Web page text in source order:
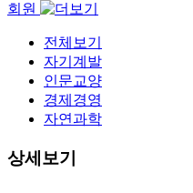
회원
전체보기
자기계발
인문교양
경제경영
자연과학
상세보기